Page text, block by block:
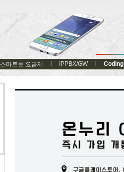
스마트폰 요금제 IPPBX/GW Coding